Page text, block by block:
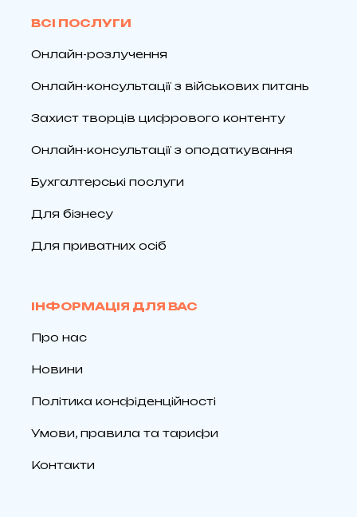
ВСІ ПОСЛУГИ
Онлайн-розлучення
Онлайн-консультації з військових питань
Захист творців цифрового контенту
Онлайн-консультації з оподаткування
Бухгалтерські послуги
Для бізнесу
Для приватних осіб
ІНФОРМАЦІЯ ДЛЯ ВАС
Про нас
Новини
Політика конфіденційності
Умови, правила та тарифи
Контакти